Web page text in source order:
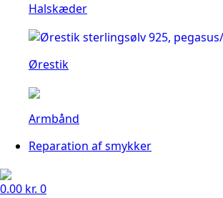
Halskæder
Ørestik
Armbånd
Reparation af smykker
0.00 kr. 0